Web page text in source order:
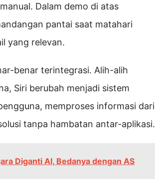
Dalam demo di atas
pantai saat matahari
yang relevan.
benar terintegrasi. Alih-alih
Siri berubah menjadi sistem
memproses informasi dari
tanpa hambatan antar-aplikasi.
Diganti AI, Bedanya dengan AS